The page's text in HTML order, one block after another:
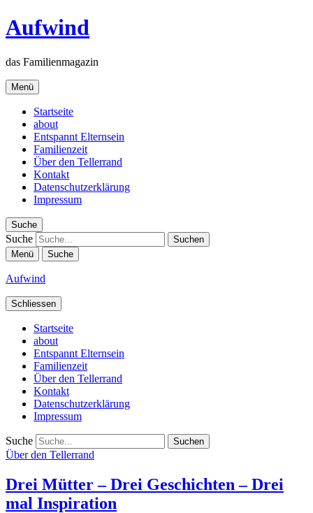
Aufwind
das Familienmagazin
Menü
Startseite
about
Entspannt Elternsein
Familienzeit
Über den Tellerrand
Kontakt
Datenschutzerklärung
Impressum
Suche
Suche
Menü Suche
Aufwind
Schliessen
Startseite
about
Entspannt Elternsein
Familienzeit
Über den Tellerrand
Kontakt
Datenschutzerklärung
Impressum
Suche
Über den Tellerrand
Drei Mütter – Drei Geschichten – Drei
mal Inspiration